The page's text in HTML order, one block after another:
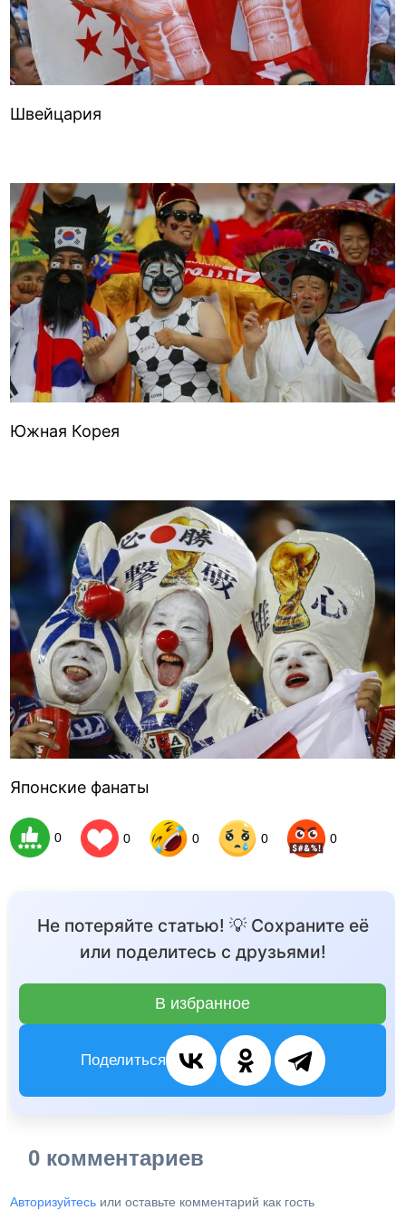
Швейцария
Южная Корея
Японские фанаты
0 0 0 0 0
Не потеряйте статью! 💡 Сохраните её
или поделитесь с друзьями!
В избранное
Поделиться
0 комментариев
Авторизуйтесь или оставьте комментарий как гость